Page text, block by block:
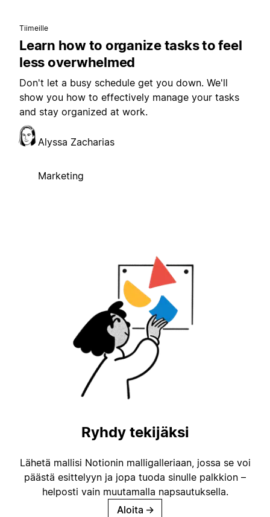
Tiimeille
Learn how to organize tasks to feel
less overwhelmed
Don't let a busy schedule get you down. We'll
show you how to effectively manage your tasks
and stay organized at work.
Alyssa Zacharias
Marketing
Ryhdy tekijäksi
Lähetä mallisi Notionin malligalleriaan, jossa se voi
päästä esittelyyn ja jopa tuoda sinulle palkkion –
helposti vain muutamalla napsautuksella.
Aloita →